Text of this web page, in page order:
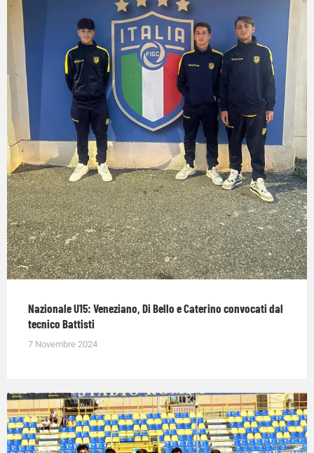
Nazionale U15: Veneziano, Di Bello e Caterino convocati dal
tecnico Battisti
7 Novembre 2024